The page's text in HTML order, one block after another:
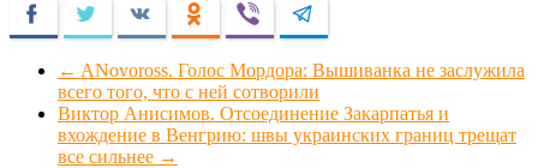
FacebookTwitter VKontakteOdnoklassniki
Viber
← ANovoross. Голос Мордора: Вышиванка не заслужила
всего того, что с ней сотворили
Виктор Анисимов. Отсоединение Закарпатья и
вхождение в Венгрию: швы украинских границ трещат
все сильнее →